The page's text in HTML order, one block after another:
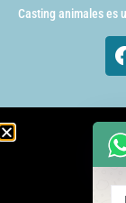
Casting animales es